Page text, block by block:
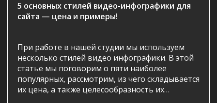
5 основных стилей видео-инфографики для
сайта — цена и примеры!
При работе в нашей студии мы используем
несколько стилей видео инфографики. В этой
статье мы поговорим о пяти наиболее
популярных, рассмотрим, из чего складывается
их цена, а также целесообразность их